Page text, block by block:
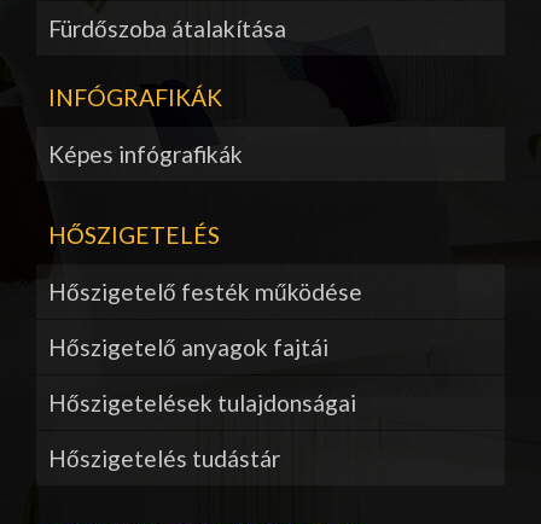
Fürdőszoba átalakítása
INFÓGRAFIKÁK
Képes infógrafikák
HŐSZIGETELÉS
Hőszigetelő festék működése
Hőszigetelő anyagok fajtái
Hőszigetelések tulajdonságai
Hőszigetelés tudástár